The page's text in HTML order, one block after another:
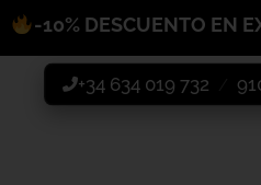
-10% DESCUENTO EN
+34 634 019 732